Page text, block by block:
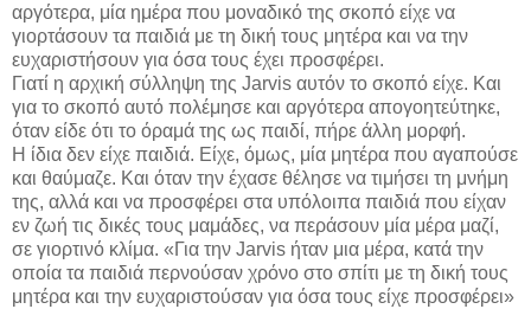
αργότερα, μία ημέρα που μοναδικό της σκοπό είχε να
γιορτάσουν τα παιδιά με τη δική τους μητέρα και να την
ευχαριστήσουν για όσα τους έχει προσφέρει.
Γιατί η αρχική σύλληψη της Jarvis αυτόν το σκοπό είχε. Και
για το σκοπό αυτό πολέμησε και αργότερα απογοητεύτηκε,
όταν είδε ότι το όραμά της ως παιδί, πήρε άλλη μορφή.
Η ίδια δεν είχε παιδιά. Είχε, όμως, μία μητέρα που αγαπούσε
και θαύμαζε. Και όταν την έχασε θέλησε να τιμήσει τη μνήμη
της, αλλά και να προσφέρει στα υπόλοιπα παιδιά που είχαν
εν ζωή τις δικές τους μαμάδες, να περάσουν μία μέρα μαζί,
σε γιορτινό κλίμα. «Για την Jarvis ήταν μια μέρα, κατά την
οποία τα παιδιά περνούσαν χρόνο στο σπίτι με τη δική τους
μητέρα και την ευχαριστούσαν για όσα τους είχε προσφέρει»